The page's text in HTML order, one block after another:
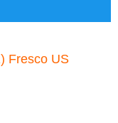
Fresco US